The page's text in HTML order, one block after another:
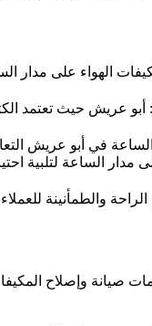
الهواء على مدار
حيث تعتمد
في أبو عريش
مدار الساعة لتلبية
والطمأنينة
وإصلاح المكيفات